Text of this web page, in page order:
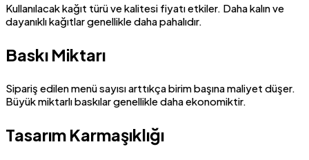
Kullanılacak kağıt türü ve kalitesi fiyatı etkiler. Daha kalın ve
dayanıklı kağıtlar genellikle daha pahalıdır.
Baskı Miktarı
Sipariş edilen menü sayısı arttıkça birim başına maliyet düşer.
Büyük miktarlı baskılar genellikle daha ekonomiktir.
Tasarım Karmaşıklığı